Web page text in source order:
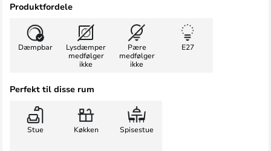
Produktfordele
Dæmpbar
Lysdæmper
medfølger
ikke
Pære
medfølger
ikke
E27
Perfekt til disse rum
Stue Køkken Spisestue